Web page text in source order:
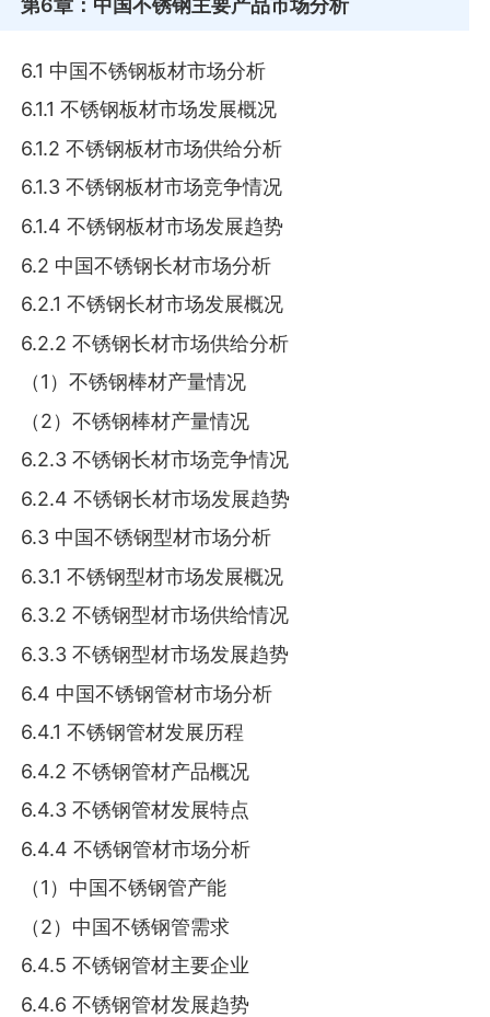
第6章 ：中国不锈钢主要产品市场分析
6.1 中国不锈钢板材市场分析
6.1.1 不锈钢板材市场发展概况
6.1.2 不锈钢板材市场供给分析
6.1.3 不锈钢板材市场竞争情况
6.1.4 不锈钢板材市场发展趋势
6.2 中国不锈钢长材市场分析
6.2.1 不锈钢长材市场发展概况
6.2.2 不锈钢长材市场供给分析
（1）不锈钢棒材产量情况
（2）不锈钢棒材产量情况
6.2.3 不锈钢长材市场竞争情况
6.2.4 不锈钢长材市场发展趋势
6.3 中国不锈钢型材市场分析
6.3.1 不锈钢型材市场发展概况
6.3.2 不锈钢型材市场供给情况
6.3.3 不锈钢型材市场发展趋势
6.4 中国不锈钢管材市场分析
6.4.1 不锈钢管材发展历程
6.4.2 不锈钢管材产品概况
6.4.3 不锈钢管材发展特点
6.4.4 不锈钢管材市场分析
（1）中国不锈钢管产能
（2）中国不锈钢管需求
6.4.5 不锈钢管材主要企业
6.4.6 不锈钢管材发展趋势